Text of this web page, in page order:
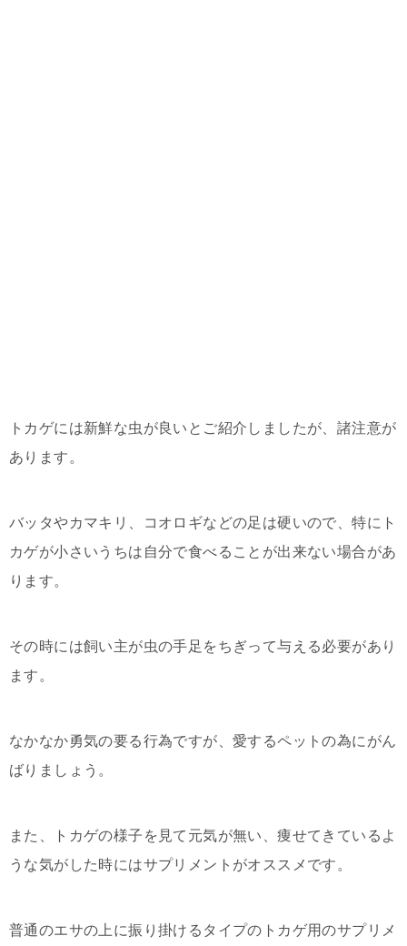
トカゲには新鮮な虫が良いとご紹介しましたが、諸注意が
あります。
バッタやカマキリ、コオロギなどの足は硬いので、特にト
カゲが小さいうちは自分で食べることが出来ない場合があ
ります。
その時には飼い主が虫の手足をちぎって与える必要があり
ます。
なかなか勇気の要る行為ですが、愛するペットの為にがん
ばりましょう。
また、トカゲの様子を見て元気が無い、痩せてきているよ
うな気がした時にはサプリメントがオススメです。
普通のエサの上に振り掛けるタイプのトカゲ用のサプリメ